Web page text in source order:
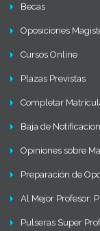
Becas
Oposiciones
Cursos Online
Plazas Previstas
Completar
Baja de
Opiniones sobre
Preparación de
Al Mejor Profesor:
Pulseras Super